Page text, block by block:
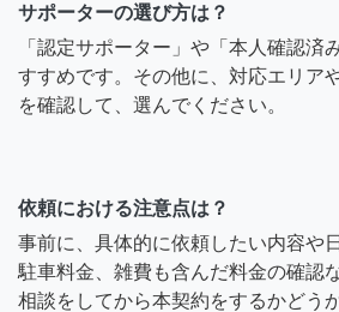
サポーターの選び方は？
「認定サポーター」や「本人確認済
すすめです。その他に、対応エリア
を確認して、選んでください。
依頼における注意点は？
事前に、具体的に依頼したい内容や
駐車料金、雑費も含んだ料金の確認
相談をしてから本契約をするかどう